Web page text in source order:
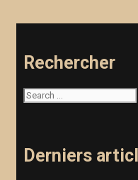
Rechercher
Derniers